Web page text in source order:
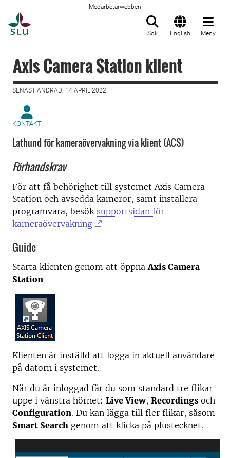
Medarbetarwebben
Sök English Meny
Axis Camera Station klient
SENAST ÄNDRAD: 14 APRIL 2022
KONTAKT
Lathund för kameraövervakning via klient (ACS)
Förhandskrav
För att få behörighet till systemet Axis Camera
Station och avsedda kameror, samt installera
programvara, besök supportsidan för
kameraövervakning
Guide
Starta klienten genom att öppnaAxis Camera
Station
Klienten är inställd att logga in aktuell användare
på datorn i systemet.
När du är inloggad får du som standard tre flikar
uppe i vänstra hörnet: Live View, Recordings och
Configuration. Du kan lägga till fler flikar, såsom
Smart Search genom att klicka på plustecknet.